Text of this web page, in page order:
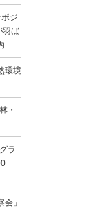
ジ
羽ば
環境
・
ラ
」